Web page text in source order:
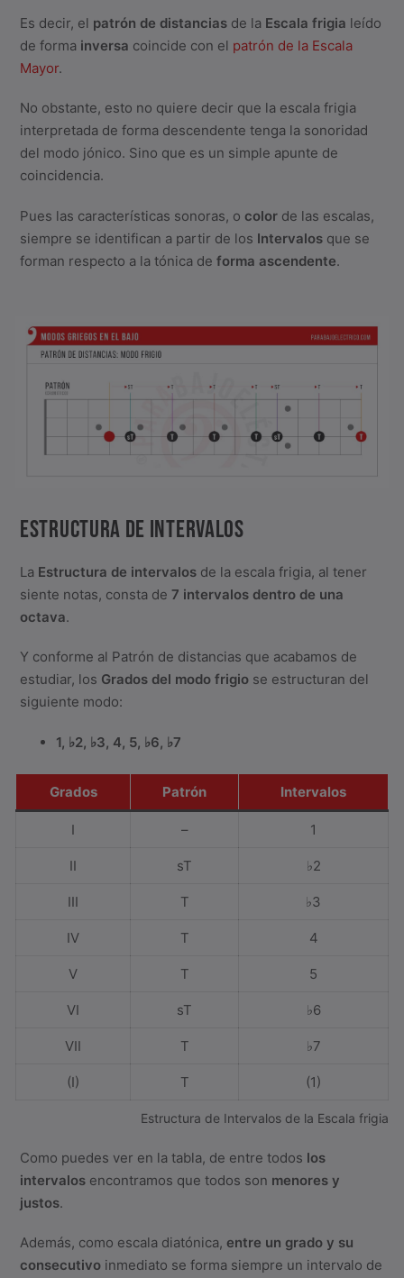
Es decir, el patrón de distancias de la Escala frigia leído
de forma inversa coincide con el patrón de la Escala
Mayor.
No obstante, esto no quiere decir que la escala frigia
interpretada de forma descendente tenga la sonoridad
del modo jónico. Sino que es un simple apunte de
coincidencia.
Pues las características sonoras, o color de las escalas,
siempre se identifican a partir de los Intervalos que se
forman respecto a la tónica de forma ascendente.
ESTRUCTURA DE INTERVALOS
La Estructura de intervalos de la escala frigia, al tener
siente notas, consta de 7 intervalos dentro de una
octava.
Y conforme al Patrón de distancias que acabamos de
estudiar, los Grados del modo frigio se estructuran del
siguiente modo:
1, ♭2, ♭3, 4, 5, ♭6, ♭7
Grados Patrón Intervalos
I – 1
II sT ♭2
III T ♭3
IV T 4
V T 5
VI sT ♭6
VII T ♭7
(I) T (1)
Estructura de Intervalos de la Escala frigia
Como puedes ver en la tabla, de entre todos los
intervalos encontramos que todos son menores y
justos.
Además, como escala diatónica, entre un grado y su
consecutivo inmediato se forma siempre un intervalo de